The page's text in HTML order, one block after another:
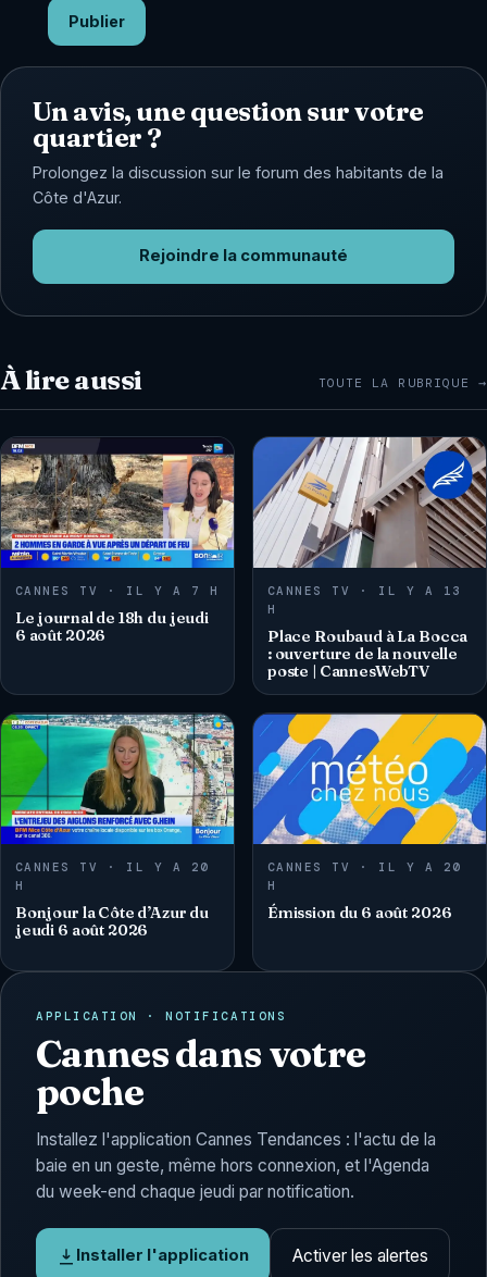
Publier
Un avis, une question sur votre
quartier ?
Prolongez la discussion sur le forum des habitants de la
Côte d'Azur.
Rejoindre la communauté
À lire aussi TOUTE LA RUBRIQUE →
CANNES TV · IL Y A 7 H
Le journal de 18h du jeudi
6 août 2026
CANNES TV · IL Y A 13
H
Place Roubaud à La Bocca
: ouverture de la nouvelle
poste | CannesWebTV
CANNES TV · IL Y A 20
H
Bonjour la Côte d’Azur du
jeudi 6 août 2026
CANNES TV · IL Y A 20
H
Émission du 6 août 2026
APPLICATION · NOTIFICATIONS
Cannes dans votre
poche
Installez l'application Cannes Tendances : l'actu de la
baie en un geste, même hors connexion, et l'Agenda
du week-end chaque jeudi par notification.
Installer l'application Activer les alertes